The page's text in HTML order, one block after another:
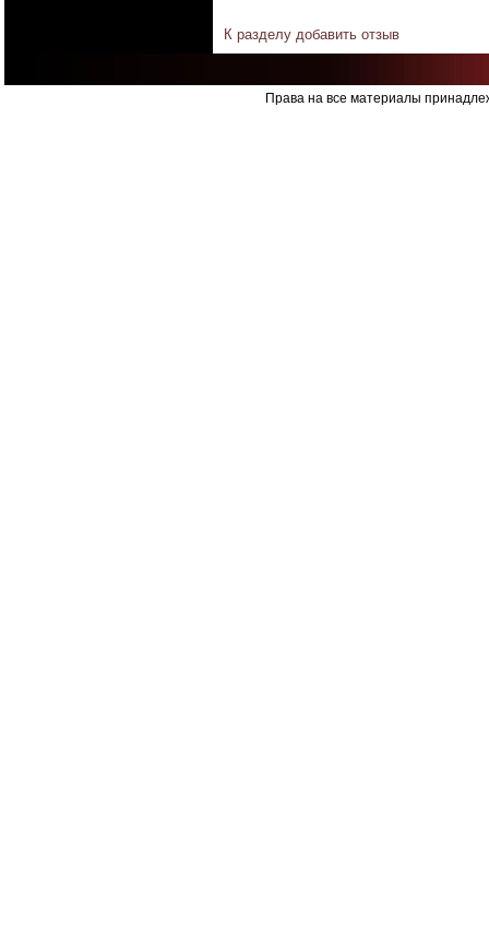
К разделу добавить отзыв
Права на все материалы